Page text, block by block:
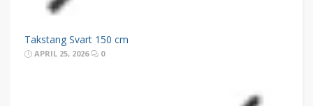
Takstang Svart 150 cm
APRIL 25, 2026 0